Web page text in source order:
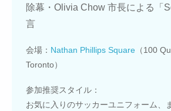
除幕・Olivia Chow 市長による「
言
会場： Nathan Phillips Square （100
Toronto）
参加推奨スタイル：
お気に入りのサッカーユニフォーム、